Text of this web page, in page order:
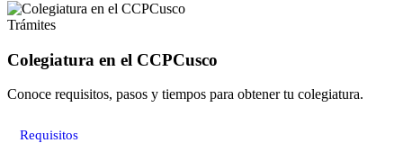
Trámites
Colegiatura en el CCPCusco
Conoce requisitos, pasos y tiempos para obtener tu colegiatura.
Requisitos